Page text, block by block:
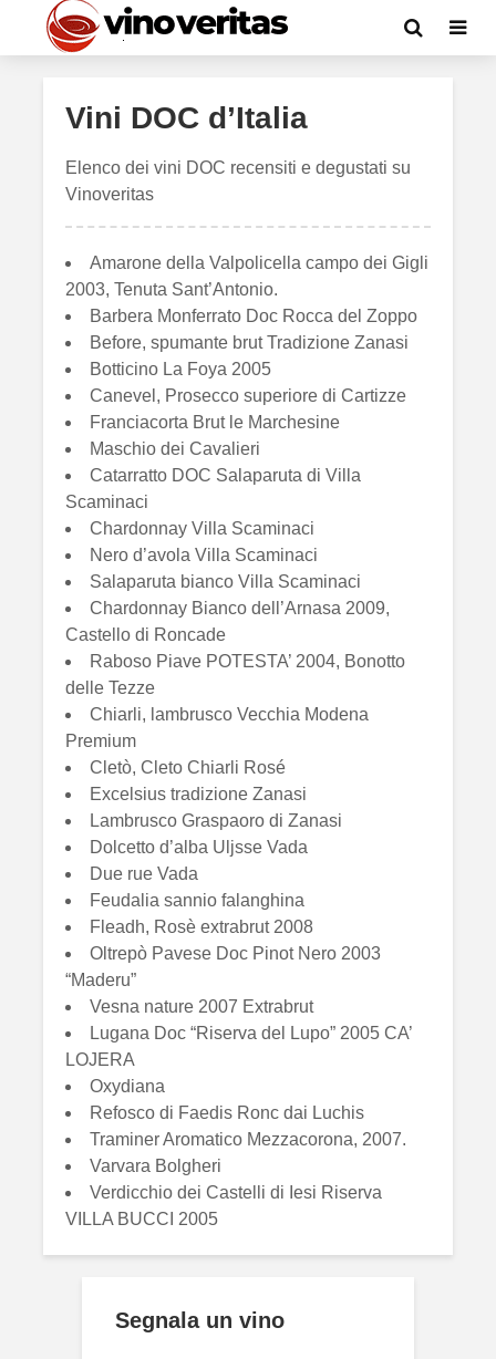
Vini DOC d’Italia
Elenco dei vini DOC recensiti e degustati su
Vinoveritas
Amarone della Valpolicella campo dei Gigli
2003, Tenuta Sant’Antonio.
Barbera Monferrato Doc Rocca del Zoppo
Before, spumante brut Tradizione Zanasi
Botticino La Foya 2005
Canevel, Prosecco superiore di Cartizze
Franciacorta Brut le Marchesine
Maschio dei Cavalieri
Catarratto DOC Salaparuta di Villa
Scaminaci
Chardonnay Villa Scaminaci
Nero d’avola Villa Scaminaci
Salaparuta bianco Villa Scaminaci
Chardonnay Bianco dell’Arnasa 2009,
Castello di Roncade
Raboso Piave POTESTA’ 2004, Bonotto
delle Tezze
Chiarli, lambrusco Vecchia Modena
Premium
Cletò, Cleto Chiarli Rosé
Excelsius tradizione Zanasi
Lambrusco Graspaoro di Zanasi
Dolcetto d’alba Uljsse Vada
Due rue Vada
Feudalia sannio falanghina
Fleadh, Rosè extrabrut 2008
Oltrepò Pavese Doc Pinot Nero 2003
“Maderu”
Vesna nature 2007 Extrabrut
Lugana Doc “Riserva del Lupo” 2005 CA’
LOJERA
Oxydiana
Refosco di Faedis Ronc dai Luchis
Traminer Aromatico Mezzacorona, 2007.
Varvara Bolgheri
Verdicchio dei Castelli di Iesi Riserva
VILLA BUCCI 2005
Segnala un vino